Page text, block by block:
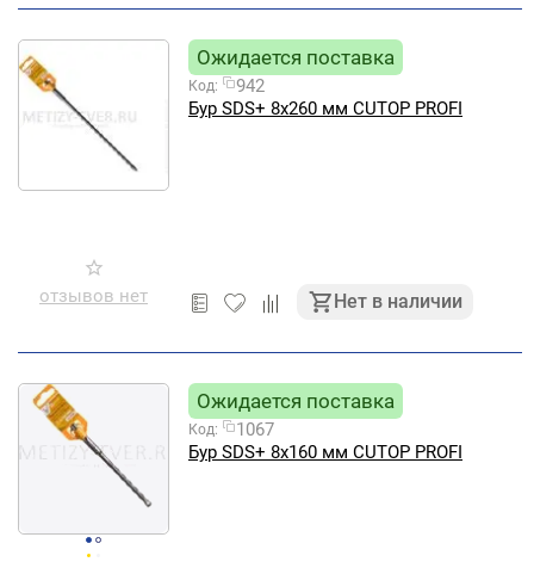
отзывов нет
Ожидается поставка
Код:
942
Бур SDS+ 8х260 мм CUTOP PROFI
Нет в наличии
Ожидается поставка
Код:
1067
Бур SDS+ 8х160 мм CUTOP PROFI